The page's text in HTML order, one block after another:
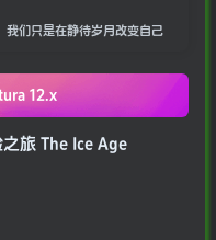
我们只是在静待岁月改变自己
12.x
旅 The Ice Age